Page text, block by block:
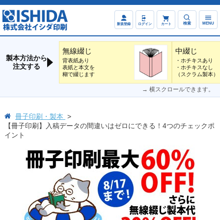
新規登録 ログイン カート 検索 MENU
製本方法から
注文する
無線綴じ
背表紙あり
表紙と本文を
糊で綴じます
中綴じ
・ホチキスあり
・ホチキスなし
（スクラム製本）
→ 横スクロールできます。
冊子印刷・製本
【冊子印刷】入稿データの間違いはゼロにできる！4つのチェックポ
イント